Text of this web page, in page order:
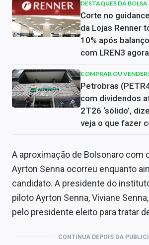
DESTAQUES DA BOLSA
Corte no
da Lojas Renner
10% após
com LREN3
COMPRAR OU
Petrobras
com dividendos
2T26 ‘sólido’,
veja o que fazer
A aproximação de Bolsonaro com
Ayrton Senna ocorreu enquanto
candidato. A presidente do
piloto Ayrton Senna, Viviane
pelo presidente eleito para tratar
CONTINUA DEPOIS DA